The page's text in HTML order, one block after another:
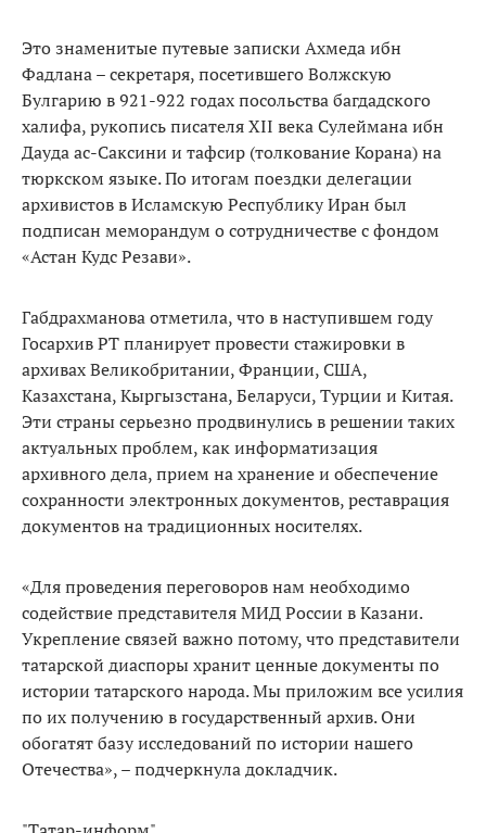
Это знаменитые путевые записки Ахмеда ибн
Фадлана – секретаря, посетившего Волжскую
Булгарию в 921-922 годах посольства багдадского
халифа, рукопись писателя XII века Сулеймана ибн
Дауда ас-Саксини и тафсир (толкование Корана) на
тюркском языке. По итогам поездки делегации
архивистов в Исламскую Республику Иран был
подписан меморандум о сотрудничестве с фондом
«Астан Кудс Резави».
Габдрахманова отметила, что в наступившем году
Госархив РТ планирует провести стажировки в
архивах Великобритании, Франции, США,
Казахстана, Кыргызстана, Беларуси, Турции и Китая.
Эти страны серьезно продвинулись в решении таких
актуальных проблем, как информатизация
архивного дела, прием на хранение и обеспечение
сохранности электронных документов, реставрация
документов на традиционных носителях.
«Для проведения переговоров нам необходимо
содействие представителя МИД России в Казани.
Укрепление связей важно потому, что представители
татарской диаспоры хранит ценные документы по
истории татарского народа. Мы приложим все усилия
по их получению в государственный архив. Они
обогатят базу исследований по истории нашего
Отечества», – подчеркнула докладчик.